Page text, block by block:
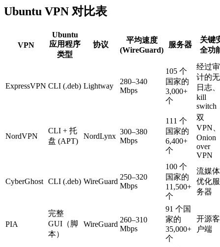
Ubuntu VPN 对比表
VPN
Ubuntu
应用程序
类型
协议
平均速度
(WireGuard)
服务器
关键
全功
ExpressVPN CLI (.deb) Lightway
280–340
Mbps
105 个
国家的
3,000+
个
经过审
计的无
日志、
kill
switch
NordVPN
CLI + 托
盘 (APT)
NordLynx
300–380
Mbps
111 个
国家的
6,400+
个
双
VPN、
Onion
over
VPN
CyberGhost CLI (.deb) WireGuard
250–320
Mbps
100 个
国家的
11,500+
个
流媒体
优化服
务器
PIA
完整
GUI（脚
本）
WireGuard
260–310
Mbps
91 个国
家的
35,000+
个
开源客
户端